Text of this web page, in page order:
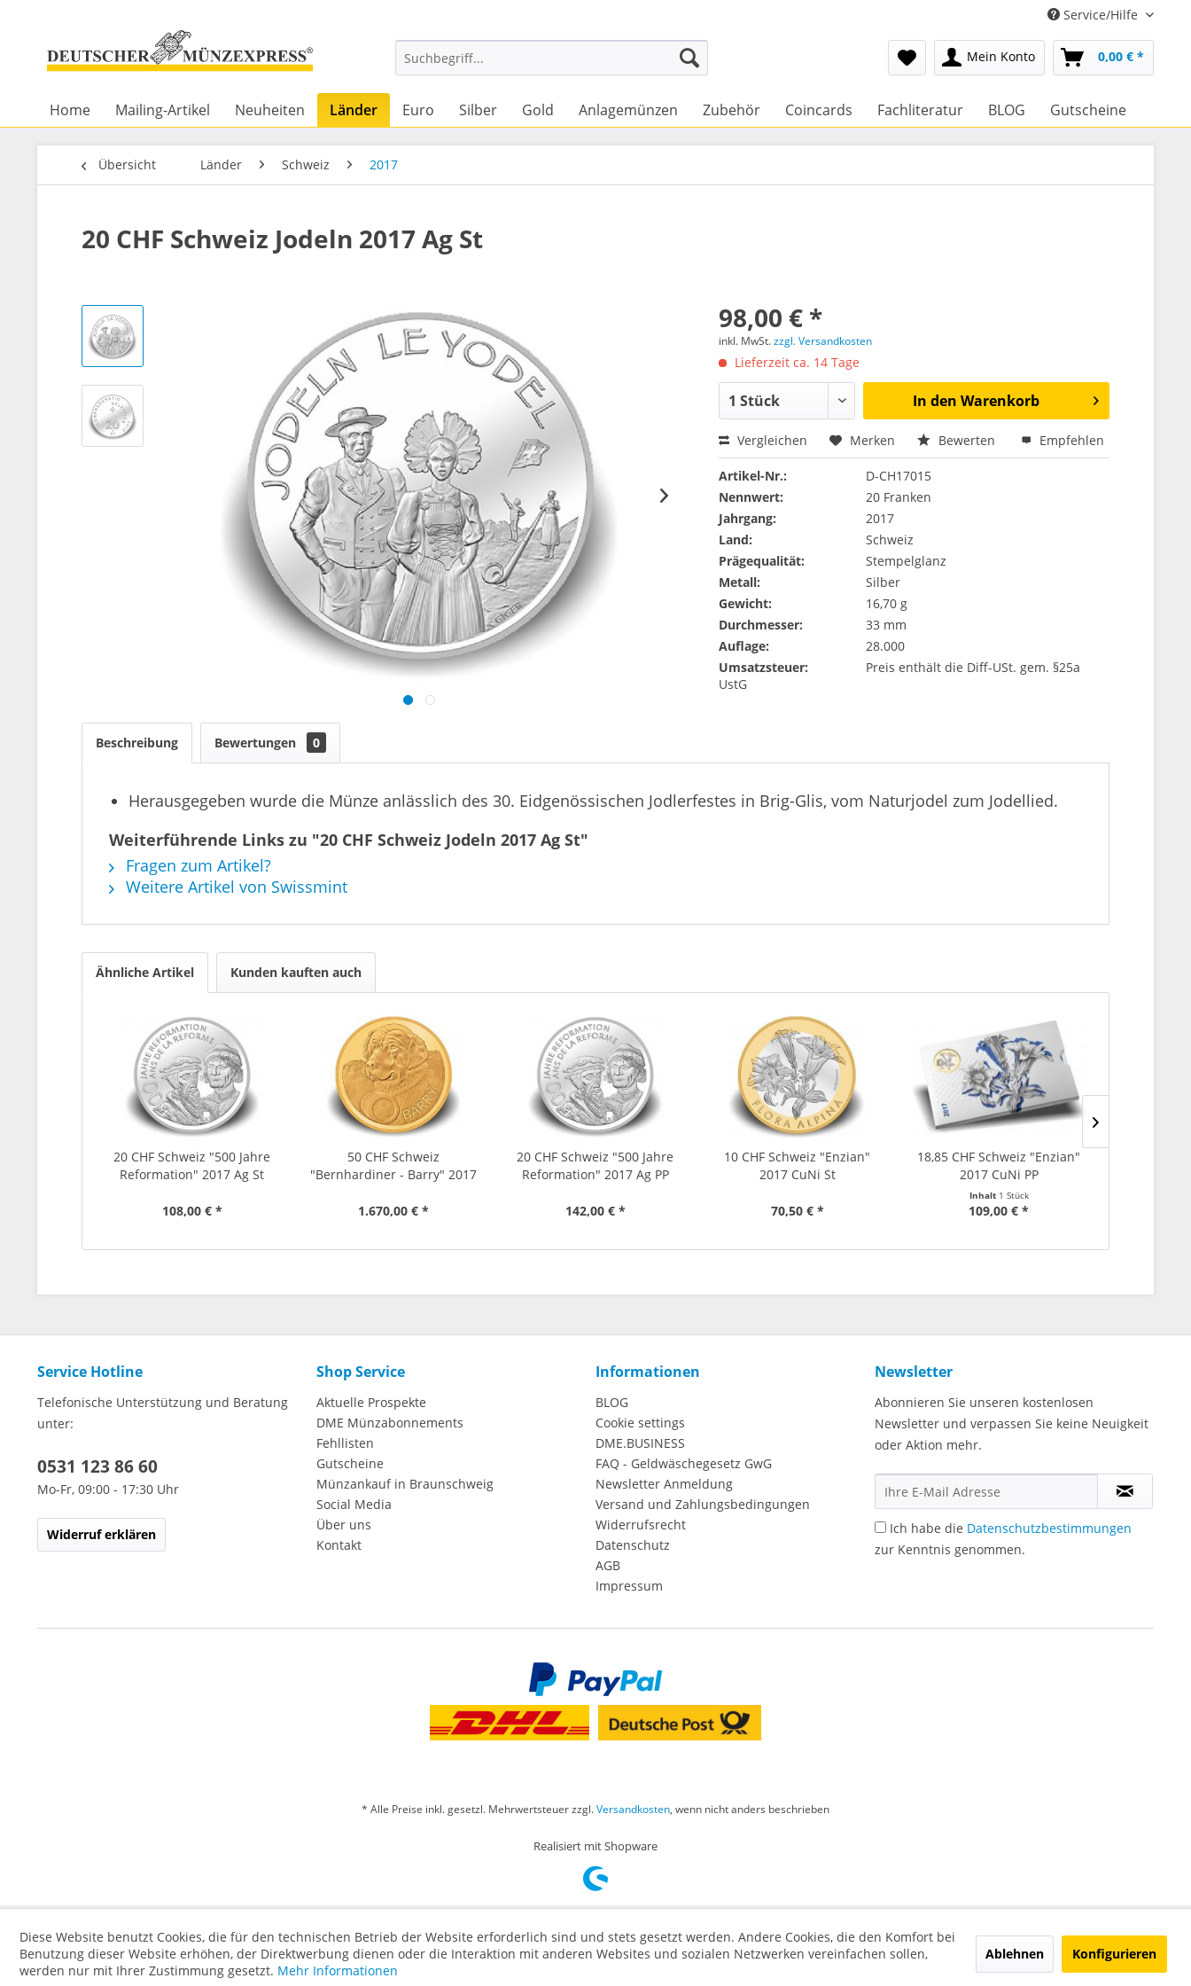
Service/Hilfe
Mein Konto 0,00 € *
Home Mailing-Artikel Neuheiten Länder Euro Silber Gold Anlagemünzen Zubehör Coincards Fachliteratur BLOG Gutscheine
Übersicht Länder Schweiz 2017
20 CHF Schweiz Jodeln 2017 Ag St
98,00 € *
inkl. MwSt.zzgl. Versandkosten
Lieferzeit ca. 14 Tage
In den Warenkorb
Vergleichen Merken Bewerten Empfehlen
Artikel-Nr.:
D-CH17015
Nennwert:
20 Franken
Jahrgang:
2017
Land:
Schweiz
Prägequalität:
Stempelglanz
Metall:
Silber
Gewicht:
16,70 g
Durchmesser:
33 mm
Auflage:
28.000
Umsatzsteuer:
Preis enthält die Diff-USt. gem. §25a
UstG
Beschreibung Bewertungen 0
Herausgegeben wurde die Münze anlässlich des 30. Eidgenössischen Jodlerfestes in Brig-Glis, vom Naturjodel zum Jodellied.
Weiterführende Links zu "20 CHF Schweiz Jodeln 2017 Ag St"
Fragen zum Artikel?
Weitere Artikel von Swissmint
Ähnliche Artikel Kunden kauften auch
20 CHF Schweiz "500 Jahre
Reformation" 2017 Ag St
108,00 € *
50 CHF Schweiz
"Bernhardiner - Barry" 2017
1.670,00 € *
20 CHF Schweiz "500 Jahre
Reformation" 2017 Ag PP
142,00 € *
10 CHF Schweiz "Enzian"
2017 CuNi St
70,50 € *
18,85 CHF Schweiz "Enzian"
2017 CuNi PP
Inhalt 1 Stück
109,00 € *
Service Hotline
Telefonische Unterstützung und Beratung
unter:
0531 123 86 60
Mo-Fr, 09:00 - 17:30 Uhr
Widerruf erklären
Shop Service
Aktuelle Prospekte
DME Münzabonnements
Fehllisten
Gutscheine
Münzankauf in Braunschweig
Social Media
Über uns
Kontakt
Informationen
BLOG
Cookie settings
DME.BUSINESS
FAQ - Geldwäschegesetz GwG
Newsletter Anmeldung
Versand und Zahlungsbedingungen
Widerrufsrecht
Datenschutz
AGB
Impressum
Newsletter
Abonnieren Sie unseren kostenlosen
Newsletter und verpassen Sie keine Neuigkeit
oder Aktion mehr.
Ich habe die Datenschutzbestimmungen
zur Kenntnis genommen.
* Alle Preise inkl. gesetzl. Mehrwertsteuer zzgl.Versandkosten, wenn nicht anders beschrieben
Realisiert mit Shopware
Diese Website benutzt Cookies, die für den technischen Betrieb der Website erforderlich sind und stets gesetzt werden. Andere Cookies, die den Komfort bei
Benutzung dieser Website erhöhen, der Direktwerbung dienen oder die Interaktion mit anderen Websites und sozialen Netzwerken vereinfachen sollen,
werden nur mit Ihrer Zustimmung gesetzt. Mehr Informationen
Ablehnen Konfigurieren